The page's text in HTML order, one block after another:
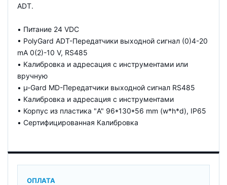
ADT.
• Питание 24 VDC
• PolyGard ADT-Передатчики выходной сигнал (0)4-20
mA 0(2)-10 V, RS485
• Калибровка и адресация с инструментами или
вручную
• µ-Gard MD-Передатчики выходной сигнал RS485
• Калибровка и адресация с инструментами
• Корпус из пластика "A" 96*130*56 mm (w*h*d), IP65
• Сертифицированная Калибровка
ОПЛАТА